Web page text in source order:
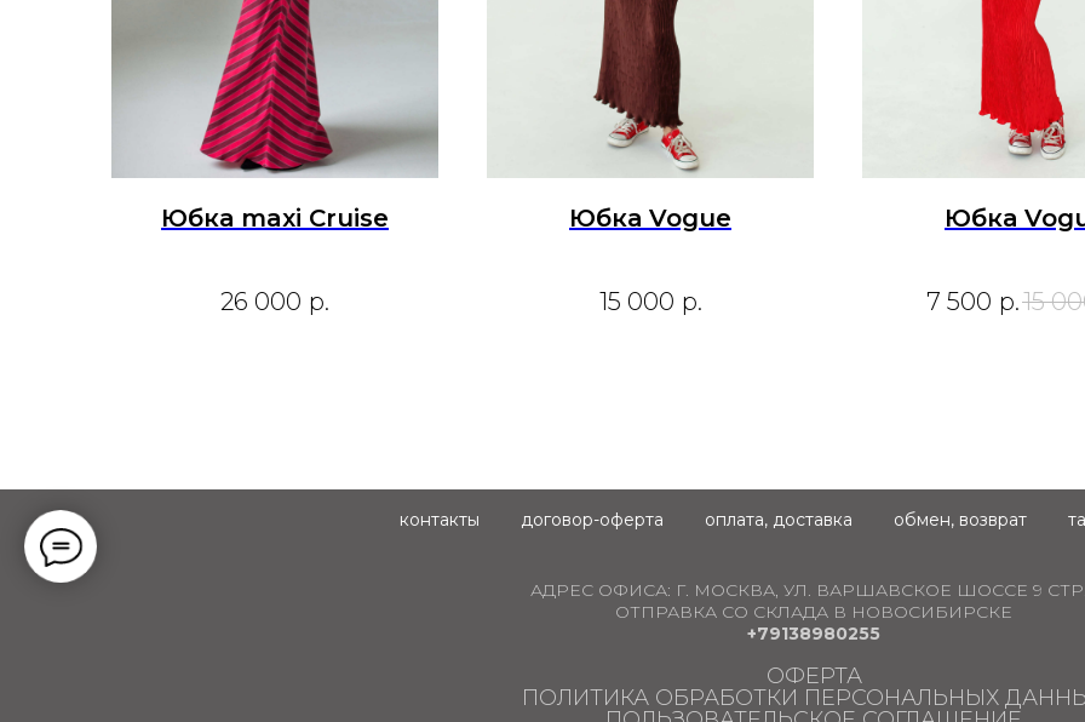
Юбка maxi Cruise
26 000 р.
Юбка Vogue
15 000 р.
Юбка
7 500 р.15
контакты договор-оферта оплата, доставка обмен, возврат
АДРЕС ОФИСА: Г. МОСКВА, УЛ. ВАРШАВСКОЕ ШОССЕ 9 СТР.
ОТПРАВКА СО СКЛАДА В НОВОСИБИРСКЕ
+79138980255
ОФЕРТА
ПОЛИТИКА ОБРАБОТКИ ПЕРСОНАЛЬНЫХ